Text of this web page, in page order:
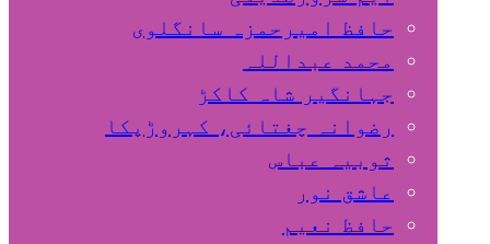
حافظ امیرحمزہ سانگلوی
محمد عبداللہ
جہانگیر شاہ کاکڑ
رضوانہ چغتائی، کہروڑپکا
ثوبیہ عباس
عاشق نور
حافظ نعیم